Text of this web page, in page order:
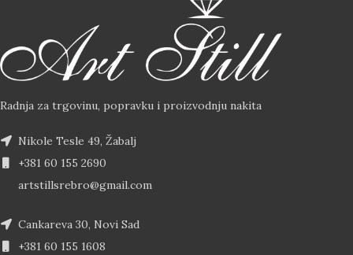
Radnja za trgovinu, popravku i proizvodnju nakita
Nikole Tesle 49, Žabalj
+381 60 155 2690
artstillsrebro@gmail.com
Cankareva 30, Novi Sad
+381 60 155 1608